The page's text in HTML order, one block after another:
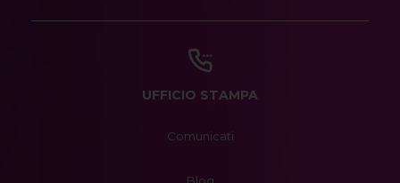
UFFICIO STAMPA
Comunicati
Blog